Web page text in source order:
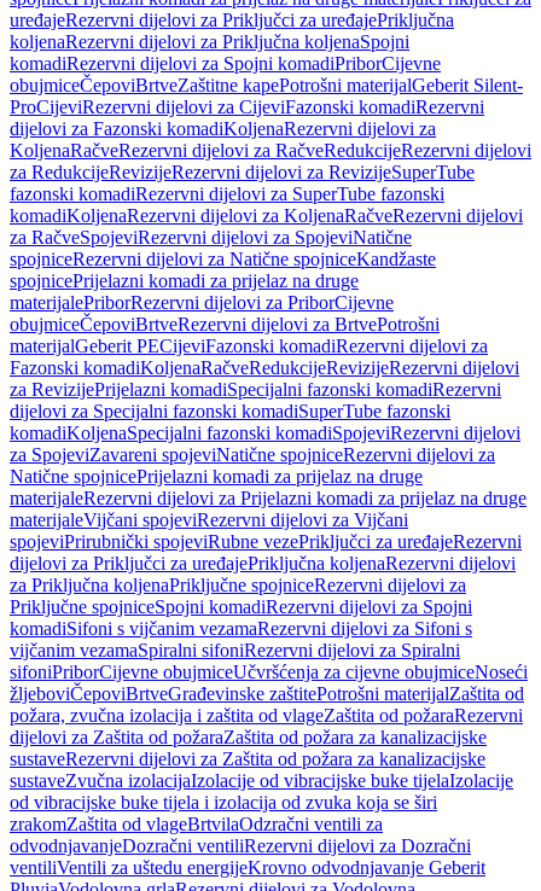
uređajeRezervni dijelovi za Priključci za uređajePriključna
koljenaRezervni dijelovi za Priključna koljenaSpojni
komadiRezervni dijelovi za Spojni komadiPriborCijevne
obujmiceČepoviBrtveZaštitne kapePotrošni materijalGeberit Silent-
ProCijeviRezervni dijelovi za CijeviFazonski komadiRezervni
dijelovi za Fazonski komadiKoljenaRezervni dijelovi za
KoljenaRačveRezervni dijelovi za RačveRedukcijeRezervni dijelovi
za RedukcijeRevizijeRezervni dijelovi za RevizijeSuperTube
fazonski komadiRezervni dijelovi za SuperTube fazonski
komadiKoljenaRezervni dijelovi za KoljenaRačveRezervni dijelovi
za RačveSpojeviRezervni dijelovi za SpojeviNatične
spojniceRezervni dijelovi za Natične spojniceKandžaste
spojnicePrijelazni komadi za prijelaz na druge
materijalePriborRezervni dijelovi za PriborCijevne
obujmiceČepoviBrtveRezervni dijelovi za BrtvePotrošni
materijalGeberit PECijeviFazonski komadiRezervni dijelovi za
Fazonski komadiKoljenaRačveRedukcijeRevizijeRezervni dijelovi
za RevizijePrijelazni komadiSpecijalni fazonski komadiRezervni
dijelovi za Specijalni fazonski komadiSuperTube fazonski
komadiKoljenaSpecijalni fazonski komadiSpojeviRezervni dijelovi
za SpojeviZavareni spojeviNatične spojniceRezervni dijelovi za
Natične spojnicePrijelazni komadi za prijelaz na druge
materijaleRezervni dijelovi za Prijelazni komadi za prijelaz na druge
materijaleVijčani spojeviRezervni dijelovi za Vijčani
spojeviPrirubnički spojeviRubne vezePriključci za uređajeRezervni
dijelovi za Priključci za uređajePriključna koljenaRezervni dijelovi
za Priključna koljenaPriključne spojniceRezervni dijelovi za
Priključne spojniceSpojni komadiRezervni dijelovi za Spojni
komadiSifoni s vijčanim vezamaRezervni dijelovi za Sifoni s
vijčanim vezamaSpiralni sifoniRezervni dijelovi za Spiralni
sifoniPriborCijevne obujmiceUčvršćenja za cijevne obujmiceNoseći
žljeboviČepoviBrtveGrađevinske zaštitePotrošni materijalZaštita od
požara, zvučna izolacija i zaštita od vlageZaštita od požaraRezervni
dijelovi za Zaštita od požaraZaštita od požara za kanalizacijske
sustaveRezervni dijelovi za Zaštita od požara za kanalizacijske
sustaveZvučna izolacijaIzolacije od vibracijske buke tijelaIzolacije
od vibracijske buke tijela i izolacija od zvuka koja se širi
zrakomZaštita od vlageBrtvilaOdzračni ventili za
odvodnjavanjeDozračni ventiliRezervni dijelovi za Dozračni
ventiliVentili za uštedu energijeKrovno odvodnjavanje Geberit